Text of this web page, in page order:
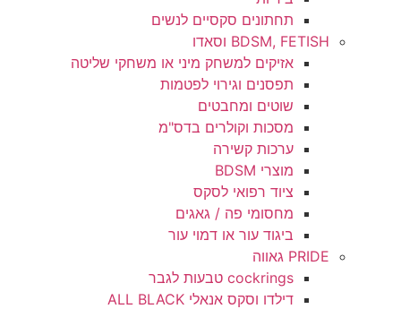
תחתונים סקסיים לנשים
BDSM, FETISH וסאדו
אזיקים למשחק מיני או משחקי שליטה
תפסנים וגירוי לפטמות
שוטים ומחבטים
מסכות וקולרים בדס"מ
ערכות קשירה
מוצרי BDSM
ציוד רפואי לסקס
מחסומי פה / גאגים
ביגוד עור או דמוי עור
PRIDE גאווה
cockrings טבעות לגבר
דילדו וסקס אנאלי ALL BLACK